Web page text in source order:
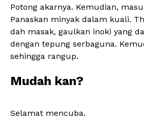
Potong akarnya. Kemudian,
Panaskan minyak dalam kuali.
dah masak, gaulkan inoki yang
dengan tepung serbaguna.
sehingga rangup.
Mudah kan?
Selamat mencuba.